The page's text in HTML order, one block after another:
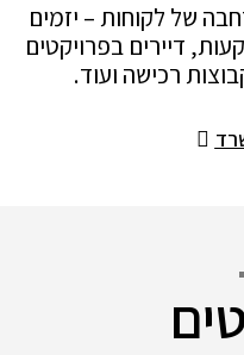
של לקוחות – יזמים
דיירים בפרויקטים
רכישה ועוד.